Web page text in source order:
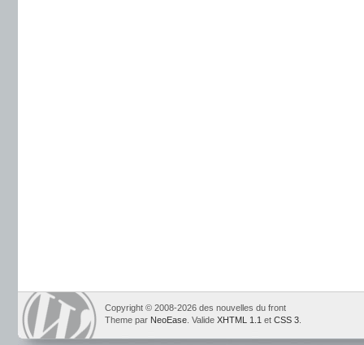
Copyright © 2008-2026 des nouvelles du front
Theme par NeoEase . Valide XHTML 1.1 et CSS 3